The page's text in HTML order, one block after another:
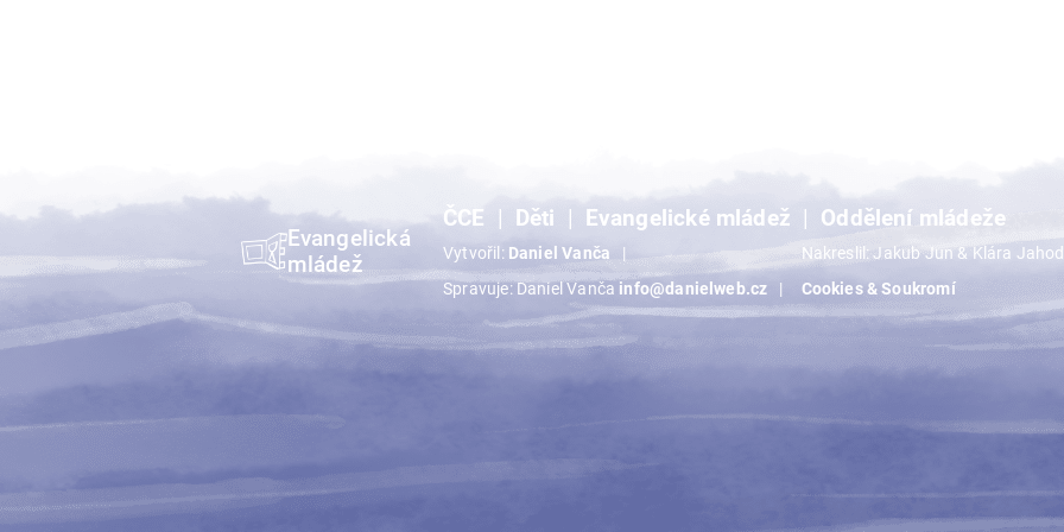
Evangelická
mládež
ČCE Děti Evangelické mládež Oddělení mládeže
Vytvořil: Daniel Vanča
Nakreslil: Jakub Jun & Klára
Spravuje: Daniel Vanča info@danielweb.cz Cookies & Soukromí